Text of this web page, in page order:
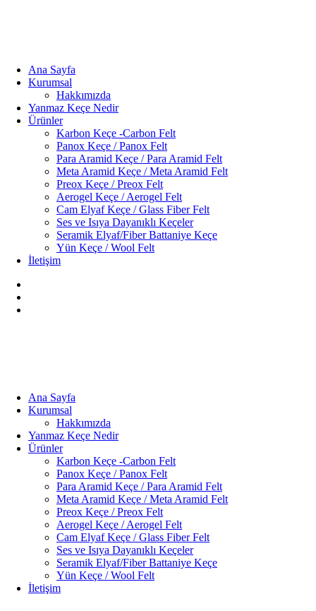
Ana Sayfa
Kurumsal
Hakkımızda
Yanmaz Keçe Nedir
Ürünler
Karbon Keçe -Carbon Felt
Panox Keçe / Panox Felt
Para Aramid Keçe / Para Aramid Felt
Meta Aramid Keçe / Meta Aramid Felt
Preox Keçe / Preox Felt
Aerogel Keçe / Aerogel Felt
Cam Elyaf Keçe / Glass Fiber Felt
Ses ve Isıya Dayanıklı Keçeler
Seramik Elyaf/Fiber Battaniye Keçe
Yün Keçe / Wool Felt
İletişim
Ana Sayfa
Kurumsal
Hakkımızda
Yanmaz Keçe Nedir
Ürünler
Karbon Keçe -Carbon Felt
Panox Keçe / Panox Felt
Para Aramid Keçe / Para Aramid Felt
Meta Aramid Keçe / Meta Aramid Felt
Preox Keçe / Preox Felt
Aerogel Keçe / Aerogel Felt
Cam Elyaf Keçe / Glass Fiber Felt
Ses ve Isıya Dayanıklı Keçeler
Seramik Elyaf/Fiber Battaniye Keçe
Yün Keçe / Wool Felt
İletişim